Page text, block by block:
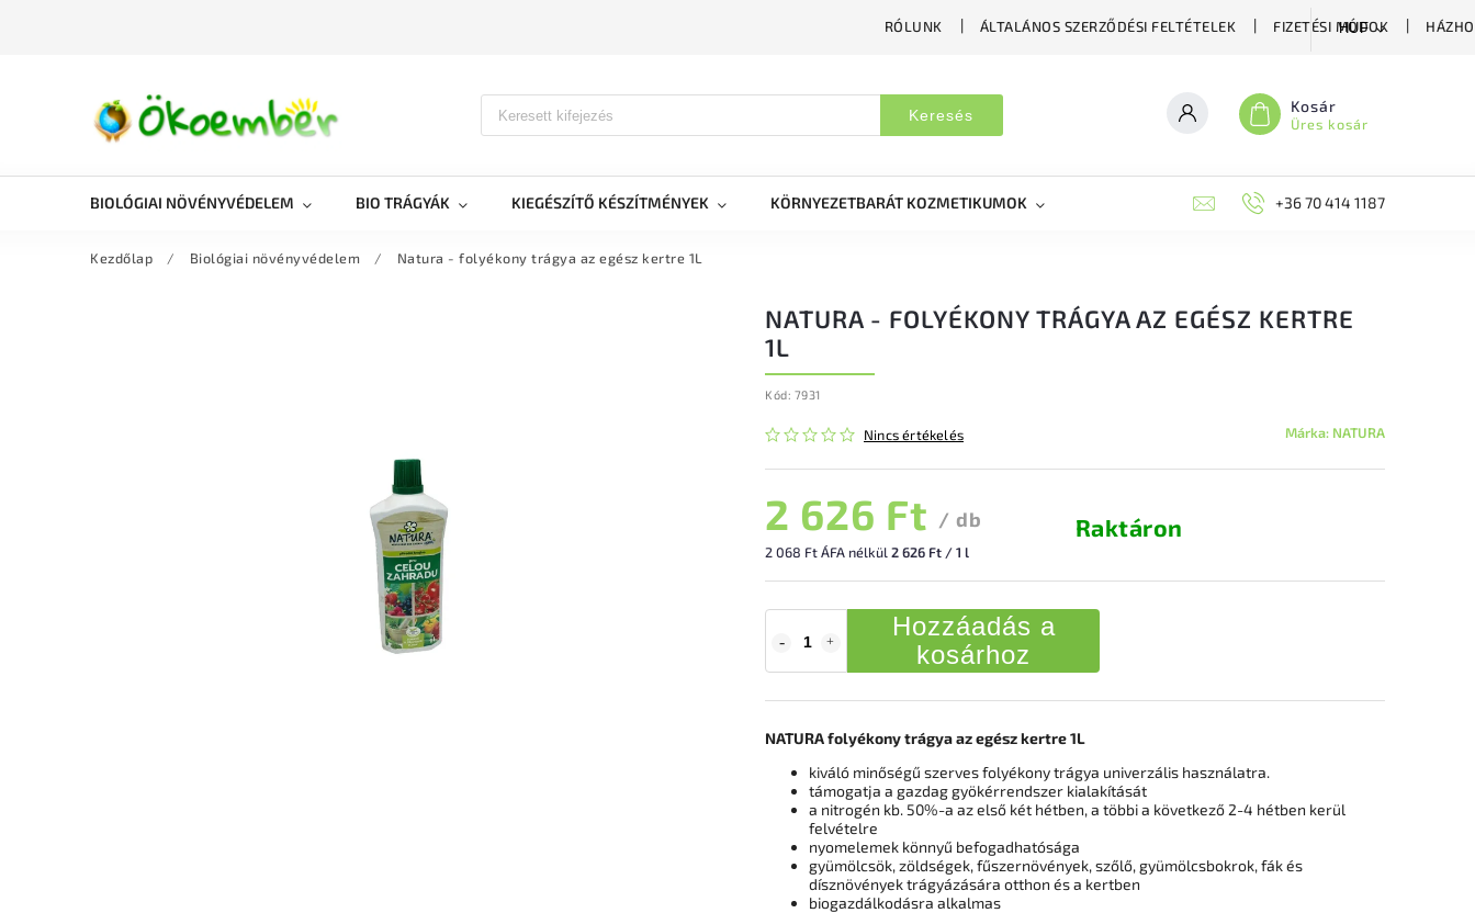
RÓLUNK ÁLTALÁNOS SZERZŐDÉSI FELTÉTELEK FIZETÉSI MÓDOK
HUF
Keresés Kosár
Üres kosár
BIOLÓGIAI NÖVÉNYVÉDELEM BIO TRÁGYÁK KIEGÉSZÍTŐ KÉSZÍTMÉNYEK KÖRNYEZETBARÁT KOZMETIKUMOK BLOG MÉHÉSZETI
+36 70 414 1187
Kezdőlap / Biológiai növényvédelem / Natura - folyékony trágya az egész kertre 1L
NATURA - FOLYÉKONY TRÁGYA AZ EGÉSZ KERTRE
1L
Kód: 7931
Nincs értékelés Márka: NATURA
2 626 Ft / db
2 068 Ft ÁFA nélkül 2 626 Ft / 1 l
Raktáron
Hozzáadás a
kosárhoz
NATURA folyékony trágya az egész kertre 1L
kiváló minőségű szerves folyékony trágya univerzális használatra.
támogatja a gazdag gyökérrendszer kialakítását
a nitrogén kb. 50%-a az első két hétben, a többi a következő 2-4 hétben kerül
felvételre
nyomelemek könnyű befogadhatósága
gyümölcsök, zöldségek, fűszernövények, szőlő, gyümölcsbokrok, fák és
dísznövények trágyázására otthon és a kertben
biogazdálkodásra alkalmas